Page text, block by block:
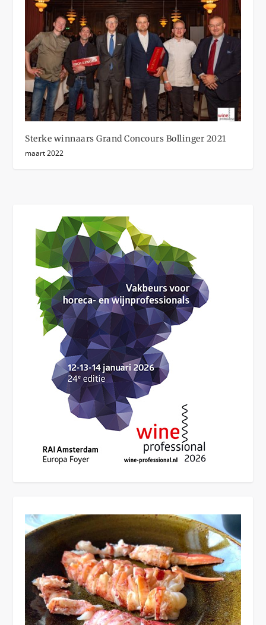
Sterke winnaars Grand Concours Bollinger 2021
maart 2022